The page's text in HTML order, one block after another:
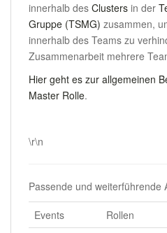
innerhalb des Clusters in der
Gruppe (TSMG) zusammen,
innerhalb des Teams zu
Zusammenarbeit mehrere
Hier geht es zur allgemeinen
Master Rolle.
\r\n
Passende und weiterführende
Events Rollen